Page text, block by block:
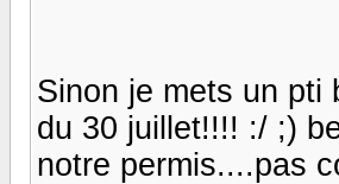
Sinon je mets un pti
du 30 juillet!!!! :/ ;)
notre permis....pas